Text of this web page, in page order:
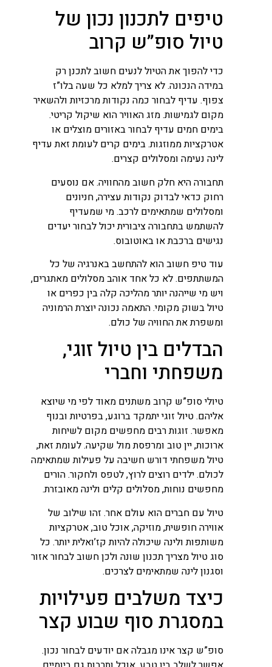
טיפים לתכנון נכון של
טיול סופ”ש קרוב
כדי להפוך את הטיול לנעים חשוב לתכנן רק
במידה הנכונה. לא צריך למלא כל שעה בלו”ז
צפוף. עדיף לבחור כמה נקודות מרכזיות ולהשאיר
מקום לגמישות. מזג האוויר הוא שיקול קריטי.
בימים חמים עדיף לבחור באזורים מוצלים או
אטרקציות ממוזגות. בימים קרים לעומת זאת עדיף
לינה נעימה ומסלולים קצרים.
תחבורה היא חלק חשוב מהחוויה. אם נוסעים
רחוק כדאי לבדוק נקודות עצירה, חניונים
ומסלולים שמתאימים לרכב. מי שמעדיף
להשתמש בתחבורה ציבורית יכול לבחור יעדים
נגישים ברכבת או באוטובוס.
עוד טיפ חשוב הוא להתחשב באנרגיה של כל
המשתתפים. לא כל אחד אוהב מסלולים מאתגרים,
ויש מי שייהנה יותר מהליכה קלה בין כפרים או
טיול בשוק מקומי. התאמה נכונה יוצרת הרמוניה
ומשפרת את החוויה של כולם.
הבדלים בין טיול זוגי,
משפחתי וחברי
טיולי סופ”ש קרוב משתנים מאוד לפי מי שיוצא
אליהם. טיול זוגי יתמקד ברוגע, בפרטיות ובנוף
מאפשר. זוגות רבים מחפשים מקום לשיחות
ארוכות, יין טוב ומרפסת מול שקיעה. לעומת זאת,
טיול משפחתי דורש חשיבה על פעילות שמתאימה
לכולם. ילדים רוצים לרוץ, לטפס ולחקור. הורים
מחפשים נוחות, מסלולים קלים ולינה מאובזרת.
טיול עם חברים הוא עולם אחר. זהו שילוב של
אווירה חופשית, מוזיקה, אוכל טוב, אטרקציות
משותפות ולינה שיכולה להיות קז’ואלית יותר. כל
סוג טיול מצריך תכנון שונה ולכן חשוב לבחור אזור
וסגנון לינה שמתאימים לצרכים.
כיצד משלבים פעילויות
במסגרת סוף שבוע קצר
סופ”ש קצר אינו מגבלה אם יודעים לבחור נכון.